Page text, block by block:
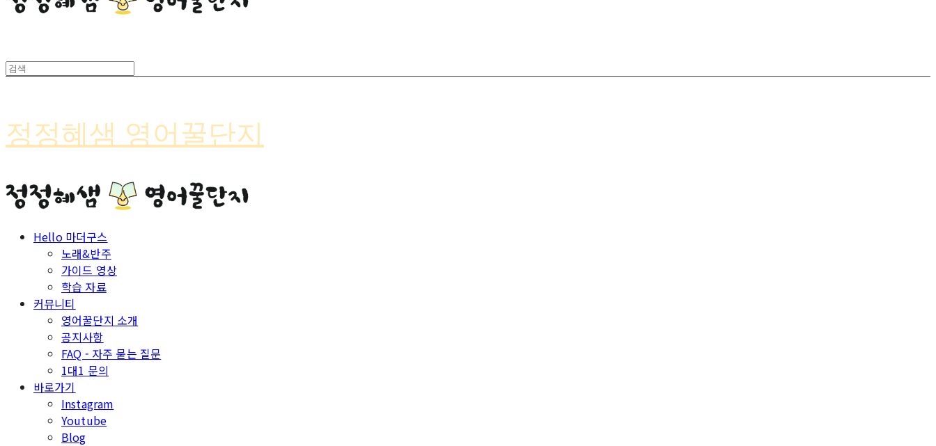
정정혜샘 영어꿀단지
Hello 마더구스
노래&반주
가이드 영상
학습 자료
커뮤니티
영어꿀단지 소개
공지사항
FAQ - 자주 묻는 질문
1대1 문의
바로가기
Instagram
Youtube
Blog